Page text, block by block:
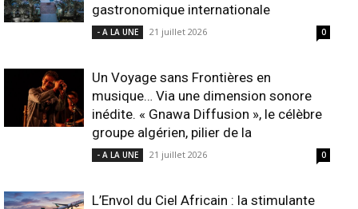
gastronomique internationale
- A LA UNE 21 juillet 2026 0
Un Voyage sans Frontières en
musique… Via une dimension sonore
inédite. « Gnawa Diffusion », le célèbre
groupe algérien, pilier de la
- A LA UNE 21 juillet 2026 0
L’Envol du Ciel Africain : la stimulante